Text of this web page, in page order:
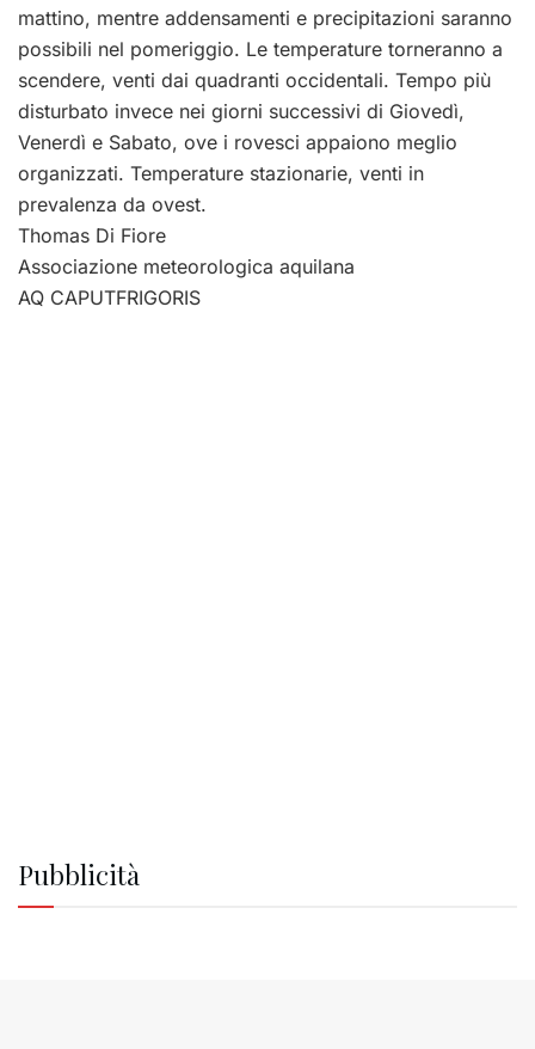
mattino, mentre addensamenti e precipitazioni saranno
possibili nel pomeriggio. Le temperature torneranno a
scendere, venti dai quadranti occidentali. Tempo più
disturbato invece nei giorni successivi di Giovedì,
Venerdì e Sabato, ove i rovesci appaiono meglio
organizzati. Temperature stazionarie, venti in
prevalenza da ovest.
Thomas Di Fiore
Associazione meteorologica aquilana
AQ CAPUTFRIGORIS
Pubblicità